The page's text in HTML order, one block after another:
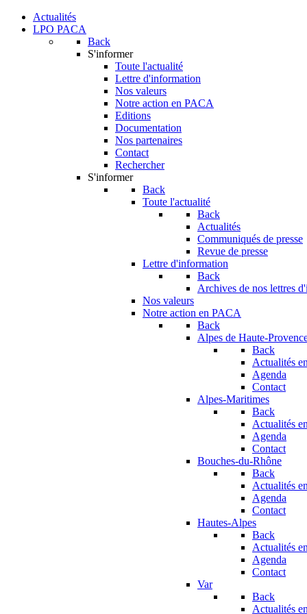
Actualités
LPO PACA
Back
S'informer
Toute l'actualité
Lettre d'information
Nos valeurs
Notre action en PACA
Editions
Documentation
Nos partenaires
Contact
Rechercher
S'informer
Back
Toute l'actualité
Back
Actualités
Communiqués de presse
Revue de presse
Lettre d'information
Back
Archives de nos lettres
Nos valeurs
Notre action en PACA
Back
Alpes de Haute-
Back
Actualités
Agenda
Contact
Alpes-Maritimes
Back
Actualités
Agenda
Contact
Bouches-du-Rhône
Back
Actualités
Agenda
Contact
Hautes-Alpes
Back
Actualités
Agenda
Contact
Var
Back
Actualités